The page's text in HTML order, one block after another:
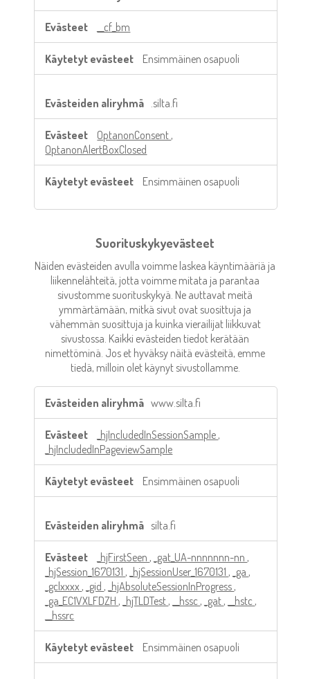
__cf_bm
Ensimmäinen osapuoli
.silta.fi
OptanonConsent,
OptanonAlertBoxClosed
Ensimmäinen osapuoli
Suorituskykyevästeet
Näiden evästeiden avulla voimme laskea käyntimääriä ja
liikennelähteitä, jotta voimme mitata ja parantaa
sivustomme suorituskykyä. Ne auttavat meitä
ymmärtämään, mitkä sivut ovat suosittuja ja
vähemmän suosittuja ja kuinka vierailijat liikkuvat
sivustossa. Kaikki evästeiden tiedot kerätään
nimettöminä. Jos et hyväksy näitä evästeitä, emme
tiedä, milloin olet käynyt sivustollamme.
Suorituskykyevästeet
www.silta.fi
_hjIncludedInSessionSample,
_hjIncludedInPageviewSample
Ensimmäinen osapuoli
silta.fi
_hjFirstSeen, _gat_UA-nnnnnnn-nn,
_hjSession_1670131, _hjSessionUser_1670131, _ga,
_gclxxxx, _gid, _hjAbsoluteSessionInProgress,
_ga_EC1VXLFDZH, _hjTLDTest, __hssc, _gat, __hstc,
__hssrc
Ensimmäinen osapuoli